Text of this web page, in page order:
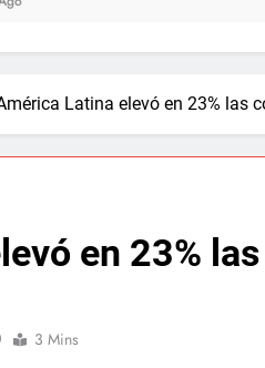
Latina elevó en 23% las
en 23%
3 Mins